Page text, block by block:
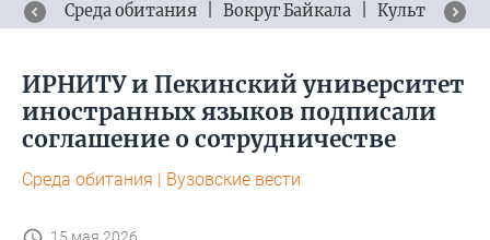
Среда обитания
Вокруг Байкала Культурный
ИРНИТУ и Пекинский университет
иностранных языков подписали
соглашение о сотрудничестве
Среда обитания | Вузовские вести